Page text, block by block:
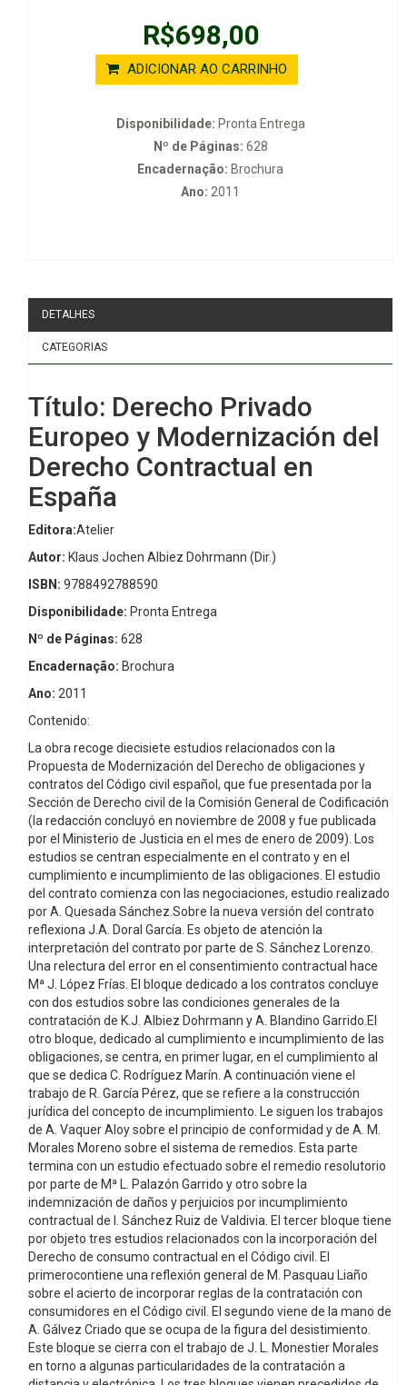
R$698,00
ADICIONAR AO CARRINHO
Disponibilidade: Pronta Entrega
Nº de Páginas: 628
Encadernação: Brochura
Ano: 2011
DETALHES
CATEGORIAS
Título: Derecho Privado
Europeo y Modernización del
Derecho Contractual en
España
Editora:Atelier
Autor: Klaus Jochen Albiez Dohrmann (Dir.)
ISBN: 9788492788590
Disponibilidade: Pronta Entrega
Nº de Páginas: 628
Encadernação: Brochura
Ano: 2011
Contenido:
La obra recoge diecisiete estudios relacionados con la
Propuesta de Modernización del Derecho de obligaciones y
contratos del Código civil español, que fue presentada por la
Sección de Derecho civil de la Comisión General de Codificación
(la redacción concluyó en noviembre de 2008 y fue publicada
por el Ministerio de Justicia en el mes de enero de 2009). Los
estudios se centran especialmente en el contrato y en el
cumplimiento e incumplimiento de las obligaciones. El estudio
del contrato comienza con las negociaciones, estudio realizado
por A. Quesada Sánchez.Sobre la nueva versión del contrato
reflexiona J.A. Doral García. Es objeto de atención la
interpretación del contrato por parte de S. Sánchez Lorenzo.
Una relectura del error en el consentimiento contractual hace
Mª J. López Frías. El bloque dedicado a los contratos concluye
con dos estudios sobre las condiciones generales de la
contratación de K.J. Albiez Dohrmann y A. Blandino Garrido.El
otro bloque, dedicado al cumplimiento e incumplimiento de las
obligaciones, se centra, en primer lugar, en el cumplimiento al
que se dedica C. Rodríguez Marín. A continuación viene el
trabajo de R. García Pérez, que se refiere a la construcción
jurídica del concepto de incumplimiento. Le siguen los trabajos
de A. Vaquer Aloy sobre el principio de conformidad y de A. M.
Morales Moreno sobre el sistema de remedios. Esta parte
termina con un estudio efectuado sobre el remedio resolutorio
por parte de Mª L. Palazón Garrido y otro sobre la
indemnización de daños y perjuicios por incumplimiento
contractual de I. Sánchez Ruiz de Valdivia. El tercer bloque tiene
por objeto tres estudios relacionados con la incorporación del
Derecho de consumo contractual en el Código civil. El
primerocontiene una reflexión general de M. Pasquau Liaño
sobre el acierto de incorporar reglas de la contratación con
consumidores en el Código civil. El segundo viene de la mano de
A. Gálvez Criado que se ocupa de la figura del desistimiento.
Este bloque se cierra con el trabajo de J. L. Monestier Morales
en torno a algunas particularidades de la contratación a